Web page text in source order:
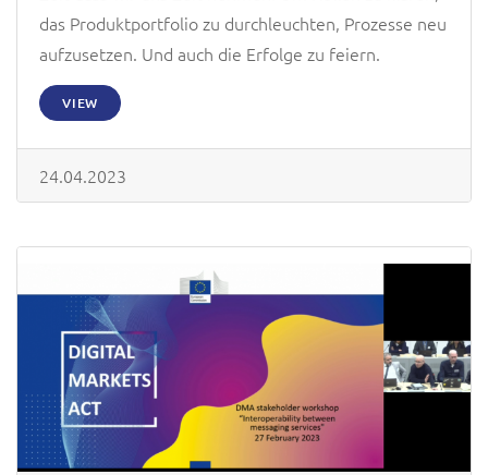
das Produktportfolio zu durchleuchten, Prozesse neu
aufzusetzen. Und auch die Erfolge zu feiern.
VIEW
24.04.2023